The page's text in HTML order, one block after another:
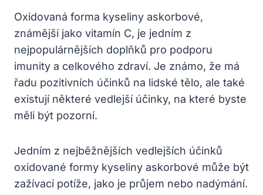
Oxidovaná forma kyseliny askorbové,
známější jako vitamín C, je jedním z
nejpopulárnějších doplňků pro podporu
imunity a celkového zdraví. Je známo, že má
řadu pozitivních účinků na lidské tělo, ale také
existují některé vedlejší účinky, na které byste
měli být pozorní.
Jedním z nejběžnějších vedlejších účinků
oxidované formy kyseliny askorbové může být
zažívací potíže, jako je průjem nebo nadýmání.